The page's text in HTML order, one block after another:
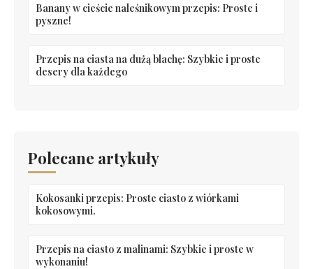
Banany w cieście naleśnikowym przepis: Proste i
pyszne!
Przepis na ciasta na dużą blachę: Szybkie i proste
desery dla każdego
Polecane artykuły
Kokosanki przepis: Proste ciasto z wiórkami
kokosowymi.
Przepis na ciasto z malinami: Szybkie i proste w
wykonaniu!